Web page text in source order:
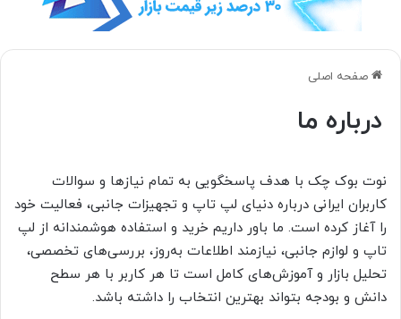
صفحه اصلی
درباره ما
نوت بوک چک با هدف پاسخگویی به تمام نیازها و سوالات
کاربران ایرانی درباره دنیای لپ تاپ و تجهیزات جانبی، فعالیت خود
را آغاز کرده است. ما باور داریم خرید و استفاده هوشمندانه از لپ
تاپ و لوازم جانبی، نیازمند اطلاعات به‌روز، بررسی‌های تخصصی،
تحلیل بازار و آموزش‌های کامل است تا هر کاربر با هر سطح
دانش و بودجه بتواند بهترین انتخاب را داشته باشد.